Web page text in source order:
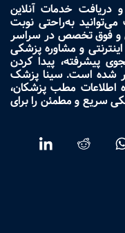
دریافت خدمات آنلاین
به‌راحتی نوبت
و فوق تخصص در سراسر
و مشاوره پزشکی
پیشرفته، پیدا کردن
شده است. سینا پزشک
اطلاعات مطب پزشکان،
سریع و مطمئن را برای